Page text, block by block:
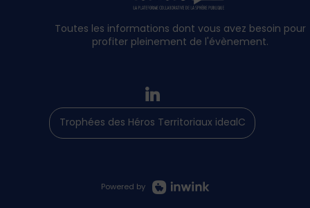
Toutes les informations dont vous avez besoin pour
profiter pleinement de l'évènement.
Trophées des Héros Territoriaux idealCO
Powered by